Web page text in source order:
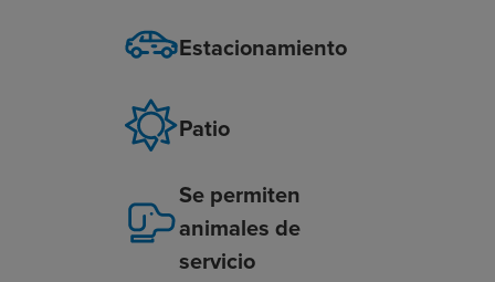
Estacionamiento
Patio
Se permiten
animales de
servicio